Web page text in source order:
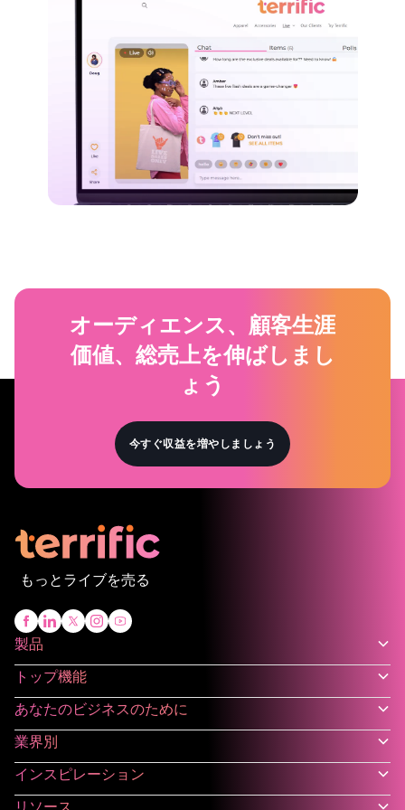
オーディエンス、顧客生涯
価値、総売上を伸ばしまし
ょう
今すぐ収益を増やしましょう
もっとライブを売る
製品
トップ機能
あなたのビジネスのために
業界別
インスピレーション
リソース